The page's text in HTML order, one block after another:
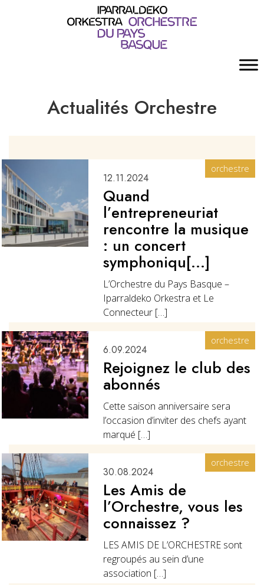
Actualités Orchestre
orchestre
12.11.2024
Quand
l’entrepreneuriat
rencontre la musique
: un concert
symphoniqu[...]
L’Orchestre du Pays Basque –
Iparraldeko Orkestra et Le
Connecteur […]
orchestre
6.09.2024
Rejoignez le club des
abonnés
Cette saison anniversaire sera
l’occasion d’inviter des chefs ayant
marqué […]
orchestre
30.08.2024
Les Amis de
l’Orchestre, vous les
connaissez ?
LES AMIS DE L’ORCHESTRE sont
regroupés au sein d’une
association […]